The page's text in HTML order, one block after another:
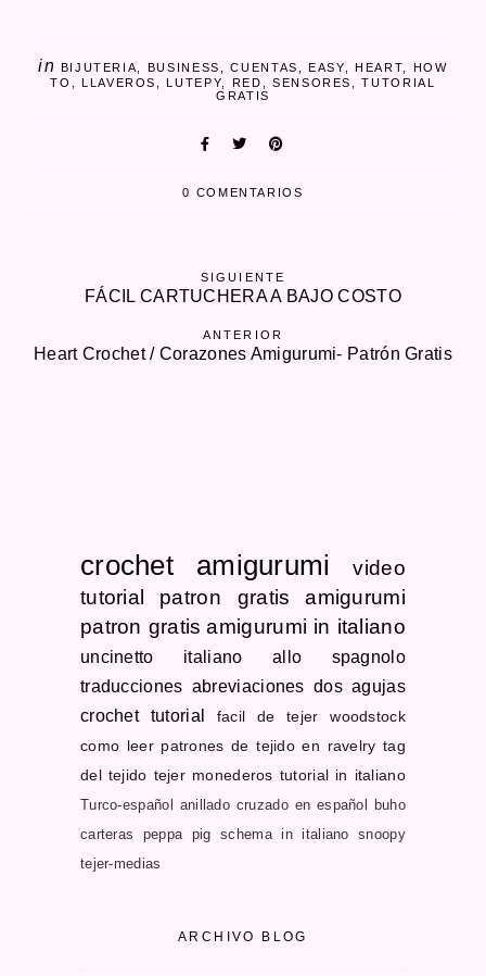
in BIJUTERIA BUSINESS CUENTAS EASY HEART
HOW
TO
LLAVEROS LUTEPY RED SENSORES
TUTORIAL
GRATIS
0 COMENTARIOS
SIGUIENTE
FÁCIL CARTUCHERA A BAJO COSTO
ANTERIOR
Heart Crochet / Corazones Amigurumi- Patrón Gratis
crochet amigurumi
video
tutorial
patron gratis
amigurumi
patron gratis amigurumi in italiano
uncinetto
italiano allo spagnolo
traducciones abreviaciones dos agujas
crochet tutorial
facil de tejer
woodstock
como leer patrones de tejido en ravelry tag
del tejido tejer monederos tutorial in italiano
Turco-español anillado cruzado en español
buho
carteras
peppa pig schema in italiano
snoopy
tejer-medias
ARCHIVO BLOG